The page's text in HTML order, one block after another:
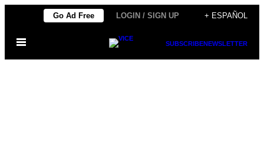
contenido
Go Ad Free LOGIN / SIGN UP + ESPAÑOL
Abrir
SUBSCRIBENEWSLETTER